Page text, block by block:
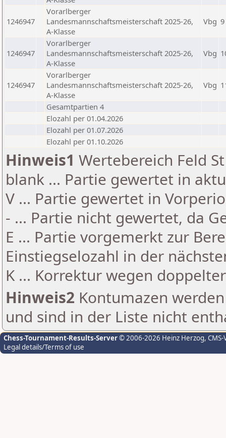
1246947
Vorarlberger
Landesmannschaftsmeisterschaft 2025-26,
A-Klasse
Vbg 9
1246947
Vorarlberger
Landesmannschaftsmeisterschaft 2025-26,
A-Klasse
Vbg
1246947
Vorarlberger
Landesmannschaftsmeisterschaft 2025-26,
A-Klasse
Vbg
Gesamtpartien 4
Elozahl per 01.04.2026
Elozahl per 01.07.2026
Elozahl per 01.10.2026
Hinweis1 Wertebereich Feld
blank ... Partie gewertet in
V ... Partie gewertet in
- ... Partie nicht gewertet, da
E ... Partie vorgemerkt zur
Einstiegselozahl in der
K ... Korrektur wegen
Hinweis2 Kontumazen
und sind in der Liste nicht
Chess-Tournament-Results-Server© 2006-2026 Heinz Herzog,
Legal details/Terms of use